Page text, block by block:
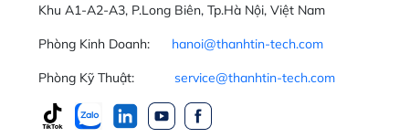
Khu A1-A2-A3, P.Long Biên, Tp.Hà Nội, Việt Nam
Phòng Kinh Doanh: hanoi@thanhtin-tech.com
Phòng Kỹ Thuật: service@thanhtin-tech.com